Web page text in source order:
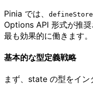
Pinia では、
defineStore
Options API 形式が推
最も効果的に働きます。
基本的な型定義戦略
まず、state の型をイン